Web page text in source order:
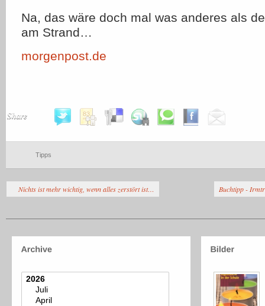
Na, das wäre doch mal was anderes als
am Strand…
morgenpost.de
Share
Tipps
Nichts ist mehr wichtig, wenn alles zerstört ist… Buchtipp -